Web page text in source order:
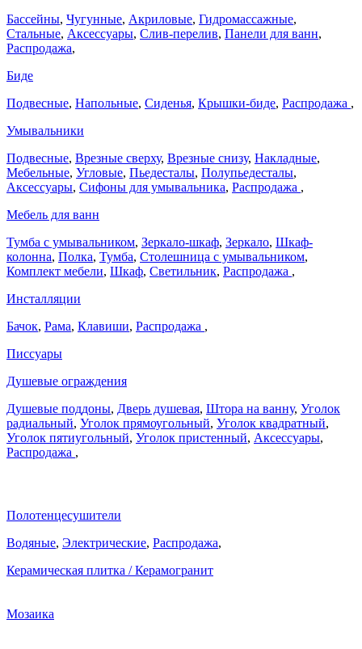
Бассейны, Чугунные, Акриловые, Гидромассажные,
Стальные, Аксессуары, Слив-перелив, Панели для ванн,
Распродажа,
Биде
Подвесные, Напольные, Сиденья, Крышки-биде, Распродажа ,
Умывальники
Подвесные, Врезные сверху, Врезные снизу, Накладные,
Мебельные, Угловые, Пьедесталы, Полупьедесталы,
Аксессуары, Сифоны для умывальника, Распродажа ,
Мебель для ванн
Тумба с умывальником, Зеркало-шкаф, Зеркало, Шкаф-
колонна, Полка, Тумба, Столешница с умывальником,
Комплект мебели, Шкаф, Светильник, Распродажа ,
Инсталляции
Бачок, Рама, Клавиши, Распродажа ,
Писсуары
Душевые ограждения
Душевые поддоны, Дверь душевая, Штора на ванну, Уголок
радиальный, Уголок прямоугольный, Уголок квадратный,
Уголок пятиугольный, Уголок пристенный, Аксессуары,
Распродажа ,
Полотенцесушители
Водяные, Электрические, Распродажа,
Керамическая плитка / Керамогранит
Мозаика